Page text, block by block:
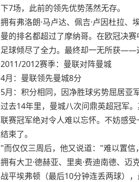
下7场，此前的领先优势荡然无存。
拥有弗洛朗·马卢达、佩吉·卢因杜拉
曼的排名都超过了摩纳哥。在欧冠决
足球倾尽了全力。最终却一无所获——
2011/2012赛季：曼联对阵曼城
4月：曼联领先曼城8分
5月：积分相同，因净胜球劣势屈居亚
过去14年里，曼城八次问鼎英超冠军
联赛冠军绝对令人难以忘怀。不妨感
结束了。
"而仅仅三周后，他又说道："难以置
拥有大卫·德赫亚、里奥·费迪南德、
战平埃弗顿（最后10分钟连丢两球）